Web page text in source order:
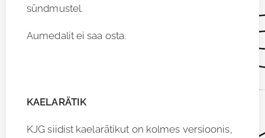
sündmustel.
Aumedalit ei saa osta.
KAELARÄTIK
KJG siidist kaelarätikut on kolmes versioonis,